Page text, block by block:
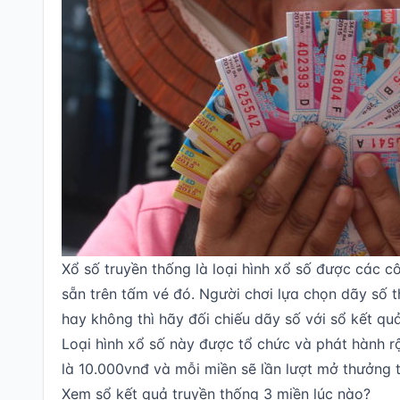
Xổ số truyền thống là loại hình xổ số được các
sẵn trên tấm vé đó. Người chơi lựa chọn dãy số
hay không thì hãy đối chiếu dãy số với sổ kết
Loại hình xổ số này được tổ chức và phát hành
là 10.000vnđ và mỗi miền sẽ lần lượt mở
Xem sổ kết quả truyền thống 3 miền lúc nào?